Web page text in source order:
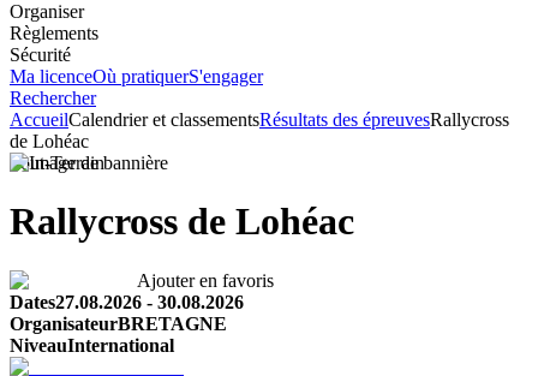
Organiser
Règlements
Sécurité
Ma licenceOù pratiquerS'engager
Rechercher
AccueilCalendrier et classementsRésultats des épreuvesRallycross
de Lohéac
Tout-Terrain
Rallycross de Lohéac
Ajouter en favoris
Dates27.08.2026 - 30.08.2026
OrganisateurBRETAGNE
NiveauInternational